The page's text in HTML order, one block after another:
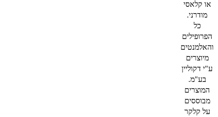
או קלאסי
מודרני.
כל
הפרופילים
והאלמנטים
מיוצרים
ע"י דקוליין
בע"מ.
המוצרים
מבוססים
על קלקר